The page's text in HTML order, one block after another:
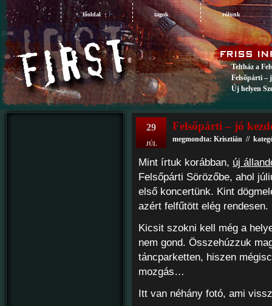
főoldal tagok rólunk
Teltház a
Felsőpárti –
Új helyen
29
JÚL
Felsőpárti – jó
megmondta: Krisztián //
Mint írtuk korábban, új
Felsőpárti Sörözőbe, ahol
első koncertünk. Kint
azért felfűtött elég rendesen.
Kicsit szokni kell még a
nem gond. Összehúzzuk
táncparketten, hiszen
mozgás…
Itt van néhány fotó, ami